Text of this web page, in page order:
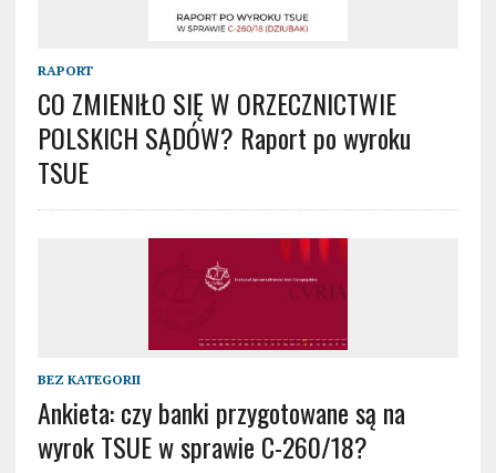
RAPORT
CO ZMIENIŁO SIĘ W ORZECZNICTWIE
POLSKICH SĄDÓW? Raport po wyroku
TSUE
BEZ KATEGORII
Ankieta: czy banki przygotowane są na
wyrok TSUE w sprawie C-260/18?